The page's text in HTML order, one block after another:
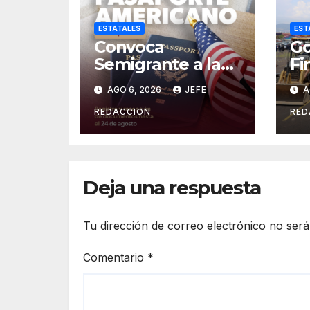
ESTATALES
Convoca
Semigrante a la
Feria del
Pasaporte
Estadounidense
2026
AGO 6, 2026 JEFE
REDACCION
Deja una respuesta
Tu dirección de correo electrónico no
Comentario *